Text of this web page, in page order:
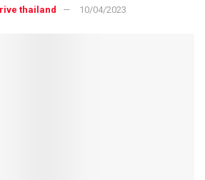
thailand 10/04/2023